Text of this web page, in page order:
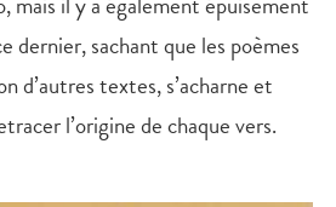
dernier, sachant que les poèmes
d’autres textes, s’acharne et
l’origine de chaque vers.